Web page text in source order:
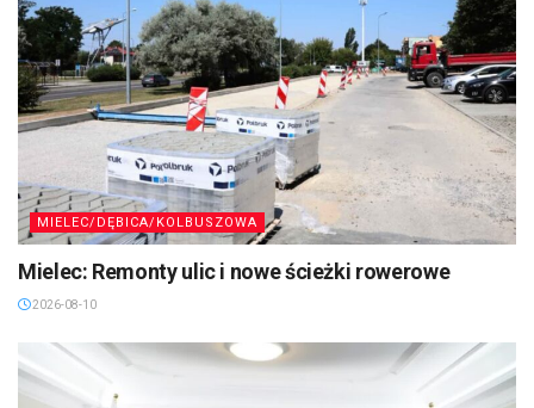
MIELEC/DĘBICA/KOLBUSZOWA
Mielec: Remonty ulic i nowe ścieżki rowerowe
2026-08-10